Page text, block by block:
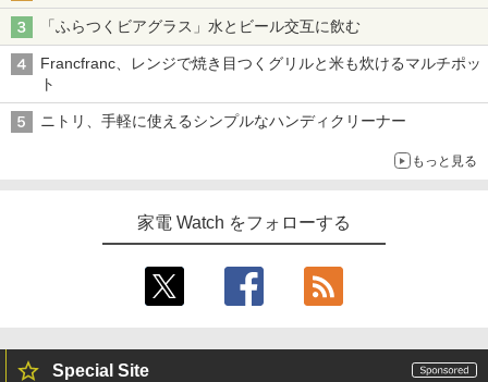
「ふらつくビアグラス」水とビール交互に飲む
Francfranc、レンジで焼き目つくグリルと米も炊けるマルチポッ
ト
ニトリ、手軽に使えるシンプルなハンディクリーナー
もっと見る
家電 Watch をフォローする
Special Site